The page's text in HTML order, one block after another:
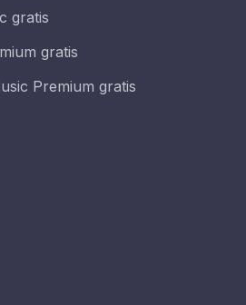
gratis
gratis
Premium gratis